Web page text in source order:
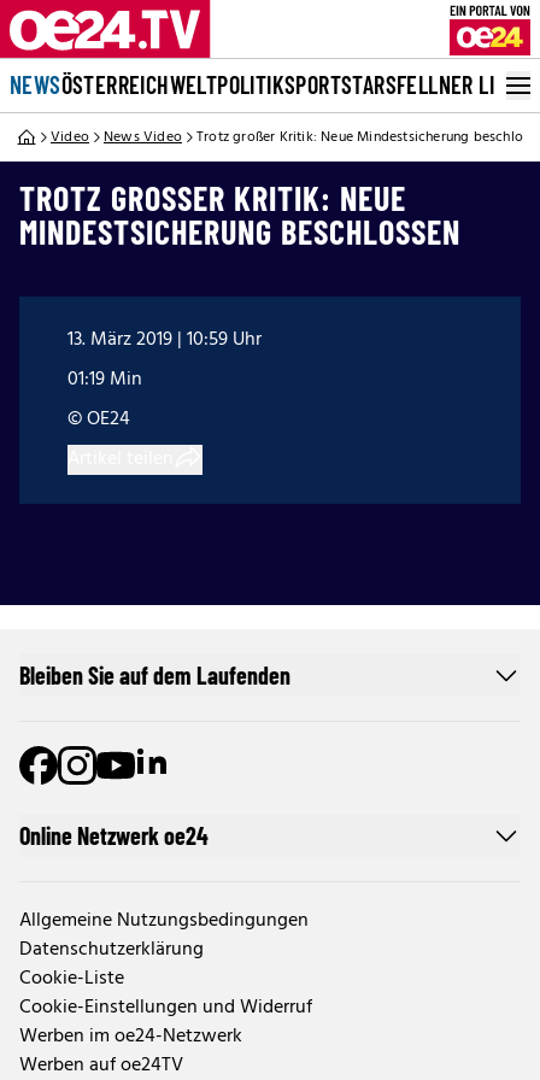
NEWSÖSTERREICHWELTPOLITIKSPORTSTARSFELLNER LIVE
Video News Video Trotz großer Kritik: Neue Mindestsicherung
TROTZ GROSSER KRITIK: NEUE M
INDESTSICHERUNG BESCHLOSSEN
13. März 2019 | 10:59 Uhr
01:19 Min
© OE24
Online Netzwerk oe24
Allgemeine Nutzungsbedingungen
Datenschutzerklärung
Cookie-Liste
Cookie-Einstellungen und Widerruf
Werben im oe24-Netzwerk
Werben auf oe24TV
Bleiben Sie auf dem Laufenden